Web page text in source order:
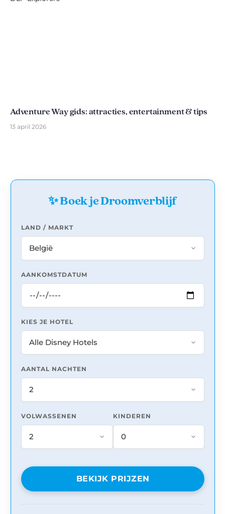
Adventure Way gids: attracties, entertainment & tips
13 april 2026
✨ Boek je Droomverblijf
LAND / MARKT
AANKOMSTDATUM
KIES JE HOTEL
AANTAL NACHTEN
VOLWASSENEN KINDEREN
BEKIJK PRIJZEN